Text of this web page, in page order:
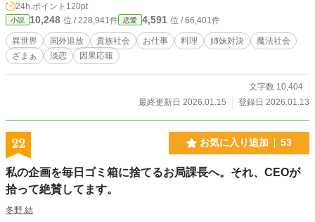
24h.ポイント 120pt
小説 10,248 位 / 228,941件 恋愛 4,591 位 / 66,401件
異世界 国外追放 貴族社会 お仕事 料理 姉妹対決
魔法社会
ざまぁ
淡恋 因果応報
文字数 10,404
最終更新日 2026.01.15
登録日 2026.01.13
22 お気に入り追加 53
私の企画を毎日ゴミ箱に捨てるお局課長へ。それ、CEOが
拾って絶賛してます。
冬野 結